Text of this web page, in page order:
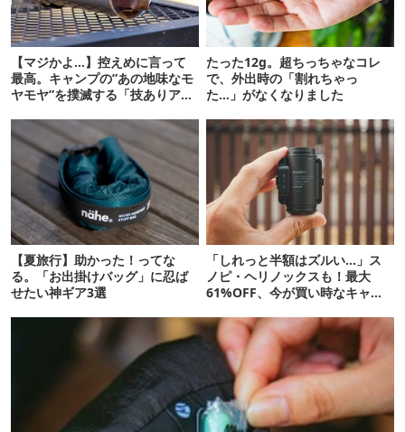
【マジかよ…】控えめに言って
最高。キャンプの”あの地味なモ
ヤモヤ”を撲滅する「技ありアイ
たった12g。超ちっちゃなコレ
で、外出時の「割れちゃっ
た…」がなくなりました
【夏旅行】助かった！ってな
る。「お出掛けバッグ」に忍ば
せたい神ギア3選
「しれっと半額はズルい…」ス
ノピ・ヘリノックスも！最大
61%OFF、今が買い時なキャン